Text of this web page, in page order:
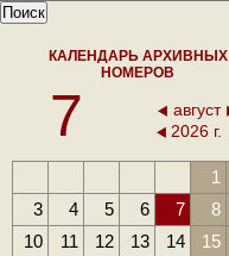
КАЛЕНДАРЬ АРХИВНЫХ
НОМЕРОВ
7
август
2026 г.
1
3
4 5 6 7 8
10
11 12 13 14 15